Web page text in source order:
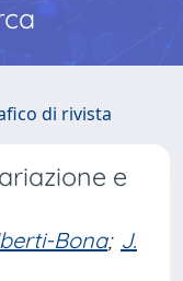
di rivista
e
Bona; J.